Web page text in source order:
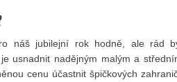
náš jubilejní rok hodně, ale rád
usnadnit nadějným malým a
cenu účastnit špičkových